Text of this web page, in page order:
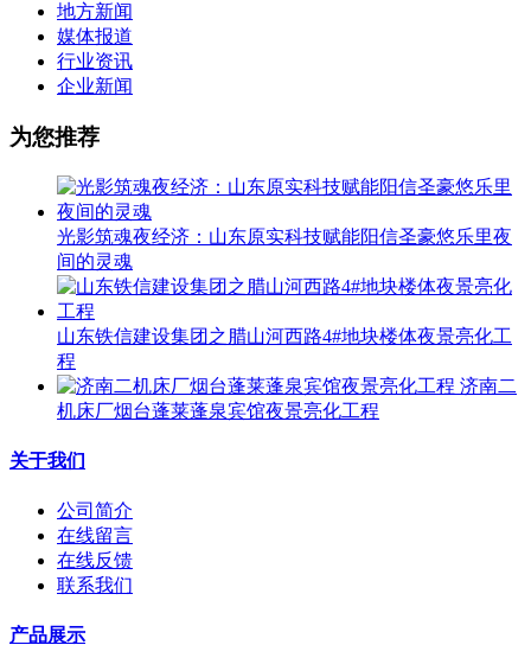
地方新闻
媒体报道
行业资讯
企业新闻
为您推荐
光影筑魂夜经济：山东原实科技赋能阳信圣豪悠乐里夜
间的灵魂
山东铁信建设集团之腊山河西路4#地块楼体夜景亮化工
程
济南二
机床厂烟台蓬莱蓬泉宾馆夜景亮化工程
关于我们
公司简介
在线留言
在线反馈
联系我们
产品展示